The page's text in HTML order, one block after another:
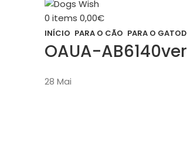
0 items 0,00€
INÍCIO PARA O CÃO PARA O GATO
OAUA-
28 Mai